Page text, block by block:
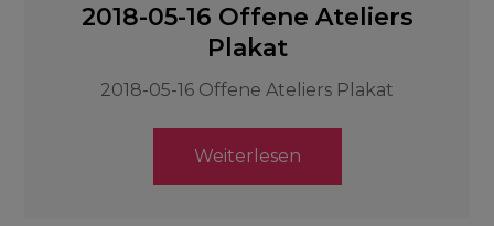
2018-05-16 Offene Ateliers
Plakat
2018-05-16 Offene Ateliers Plakat
Weiterlesen